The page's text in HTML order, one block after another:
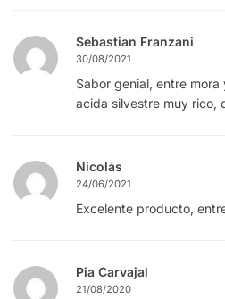
Sebastian Franzani
30/08/2021
Sabor genial, entre
acida silvestre muy rico,
Nicolás
24/06/2021
Excelente producto,
Pia Carvajal
21/08/2020